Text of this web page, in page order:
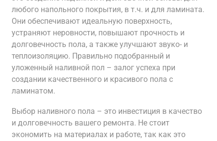
любого напольного покрытия, в т.ч. и для ламината.
Они обеспечивают идеальную поверхность,
устраняют неровности, повышают прочность и
долговечность пола, а также улучшают звуко- и
теплоизоляцию. Правильно подобранный и
уложенный наливной пол – залог успеха при
создании качественного и красивого пола с
ламинатом.
Выбор наливного пола – это инвестиция в качество
и долговечность вашего ремонта. Не стоит
экономить на материалах и работе, так как это